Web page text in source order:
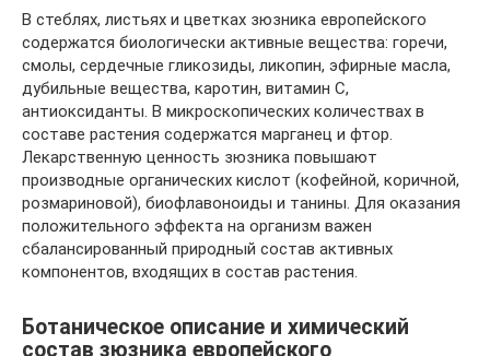
В стеблях, листьях и цветках зюзника европейского
содержатся биологически активные вещества: горечи,
смолы, сердечные гликозиды, ликопин, эфирные масла,
дубильные вещества, каротин, витамин С,
антиоксиданты. В микроскопических количествах в
составе растения содержатся марганец и фтор.
Лекарственную ценность зюзника повышают
производные органических кислот (кофейной, коричной,
розмариновой), биофлавоноиды и танины. Для оказания
положительного эффекта на организм важен
сбалансированный природный состав активных
компонентов, входящих в состав растения.
Ботаническое описание и химический
состав зюзника европейского